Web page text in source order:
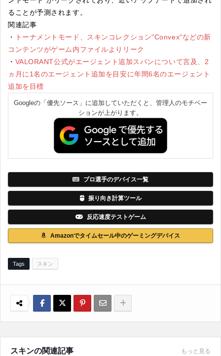
ることが予測されます。
関連記事
・
トーナメントモード、スキンコレクション"Convex"などの新
コンテンツがゲーム内ファイルよりリーク
・ VALORANT公式がエージェント追加スパンについて言及、2
ヵ月に1名のエージェント追加を目安に年間6名のエージェント
追加を目標
Googleの「優先ソース」に追加していただくと、管理人のモチベー
ションが上がります。
プロ選手のデバイス一覧
振り向き計算ツール
反応速度テストゲーム
Amazonでタイムセール中のゲーミングデバイス
Tags スキン
スキンの関連記事 もっと見る